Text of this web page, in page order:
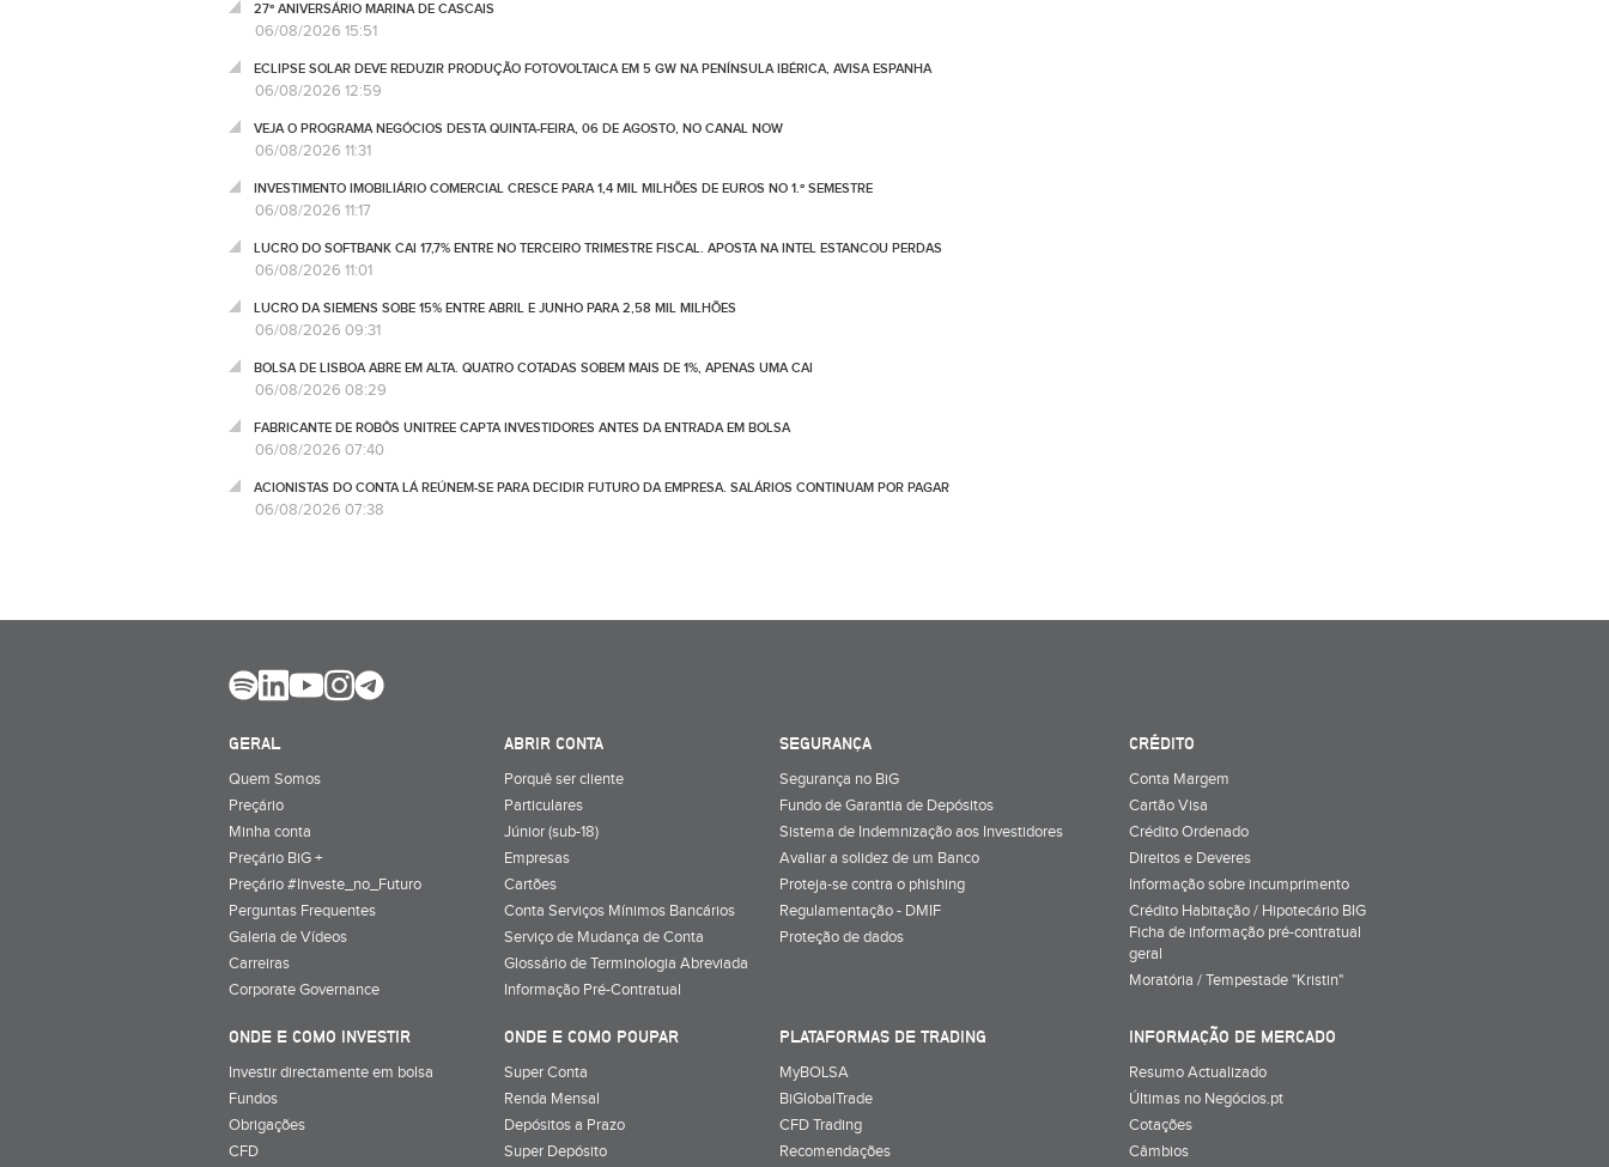
27º ANIVERSÁRIO MARINA DE CASCAIS
06/08/2026 15:51
ECLIPSE SOLAR DEVE REDUZIR PRODUÇÃO FOTOVOLTAICA EM 5 GW NA PENÍNSULA IBÉRICA, AVISA ESPANHA
06/08/2026 12:59
VEJA O PROGRAMA NEGÓCIOS DESTA QUINTA-FEIRA, 06 DE AGOSTO, NO CANAL NOW
06/08/2026 11:31
INVESTIMENTO IMOBILIÁRIO COMERCIAL CRESCE PARA 1,4 MIL MILHÕES DE EUROS NO 1.º SEMESTRE
06/08/2026 11:17
LUCRO DO SOFTBANK CAI 17,7% ENTRE NO TERCEIRO TRIMESTRE FISCAL. APOSTA NA INTEL ESTANCOU PERDAS
06/08/2026 11:01
LUCRO DA SIEMENS SOBE 15% ENTRE ABRIL E JUNHO PARA 2,58 MIL MILHÕES
06/08/2026 09:31
BOLSA DE LISBOA ABRE EM ALTA. QUATRO COTADAS SOBEM MAIS DE 1%, APENAS UMA CAI
06/08/2026 08:29
FABRICANTE DE ROBÔS UNITREE CAPTA INVESTIDORES ANTES DA ENTRADA EM BOLSA
06/08/2026 07:40
ACIONISTAS DO CONTA LÁ REÚNEM-SE PARA DECIDIR FUTURO DA EMPRESA. SALÁRIOS CONTINUAM POR PAGAR
06/08/2026 07:38
GERAL
Quem Somos
Preçário
Minha conta
Preçário BiG +
Preçário #Investe_no_Futuro
Perguntas Frequentes
Galeria de Vídeos
Carreiras
Corporate Governance
ABRIR CONTA
Porquê ser cliente
Particulares
Júnior (sub-18)
Empresas
Cartões
Conta Serviços Mínimos Bancários
Serviço de Mudança de Conta
Glossário de Terminologia Abreviada
Informação Pré-Contratual
SEGURANÇA
Segurança no BiG
Fundo de Garantia de Depósitos
Sistema de Indemnização aos Investidores
Avaliar a solidez de um Banco
Proteja-se contra o phishing
Regulamentação - DMIF
Proteção de dados
CRÉDITO
Conta Margem
Cartão Visa
Crédito Ordenado
Direitos e Deveres
Informação sobre incumprimento
Crédito Habitação / Hipotecário BIG
Ficha de informação pré-contratual
geral
Moratória / Tempestade "Kristin"
ONDE E COMO INVESTIR
Investir directamente em bolsa
Fundos
Obrigações
CFD
ONDE E COMO POUPAR
Super Conta
Renda Mensal
Depósitos a Prazo
Super Depósito
PLATAFORMAS DE TRADING
MyBOLSA
BiGlobalTrade
CFD Trading
Recomendações
INFORMAÇÃO DE MERCADO
Resumo Actualizado
Últimas no Negócios.pt
Cotações
Câmbios